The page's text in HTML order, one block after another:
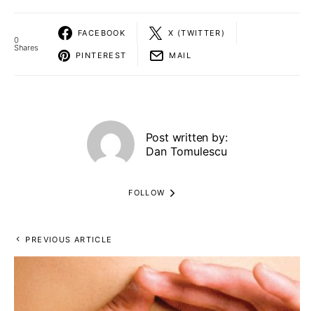
0
Shares
FACEBOOK X (TWITTER)
PINTEREST MAIL
Post written by:
Dan Tomulescu
FOLLOW
PREVIOUS ARTICLE